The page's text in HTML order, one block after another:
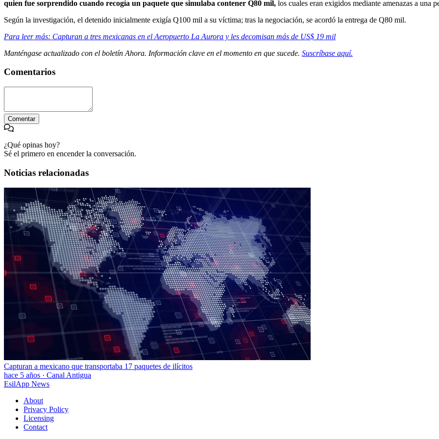
quien fue sorprendido cuando recogía un paquete que simulaba contener Q80 mil, los cuales eran exigidos mediante amenazas a una
Según la investigación, el detenido inicialmente exigía Q100 mil a su víctima; tras la negociación, se acordó la entrega de Q80 mil.
Para leer más: Capturan a tres mexicanas en el Aeropuerto La Aurora y les decomisan más de US$ 19 mil
Manténgase actualizado con el boletín Ahora. Información clave en el momento en que sucede. Suscríbase aquí.
Comentarios
Comentar
¿Qué opinas hoy?
Sé el primero en encender la conversación.
Noticias relacionadas
Capturan a mexicano que transportaba 17 paquetes de ilícitos
hace 5 años · Canal Antigua
EsilApp News
About
Privacy Policy
Licensing
Contact